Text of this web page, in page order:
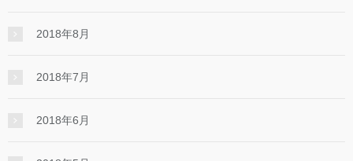
2018年8月
2018年7月
2018年6月